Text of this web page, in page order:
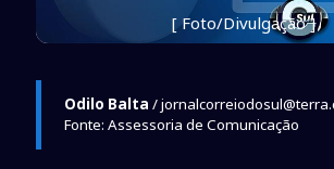
[ Foto/Divulgação ]
Odilo Balta /
Fonte: Assessoria de Comunicação